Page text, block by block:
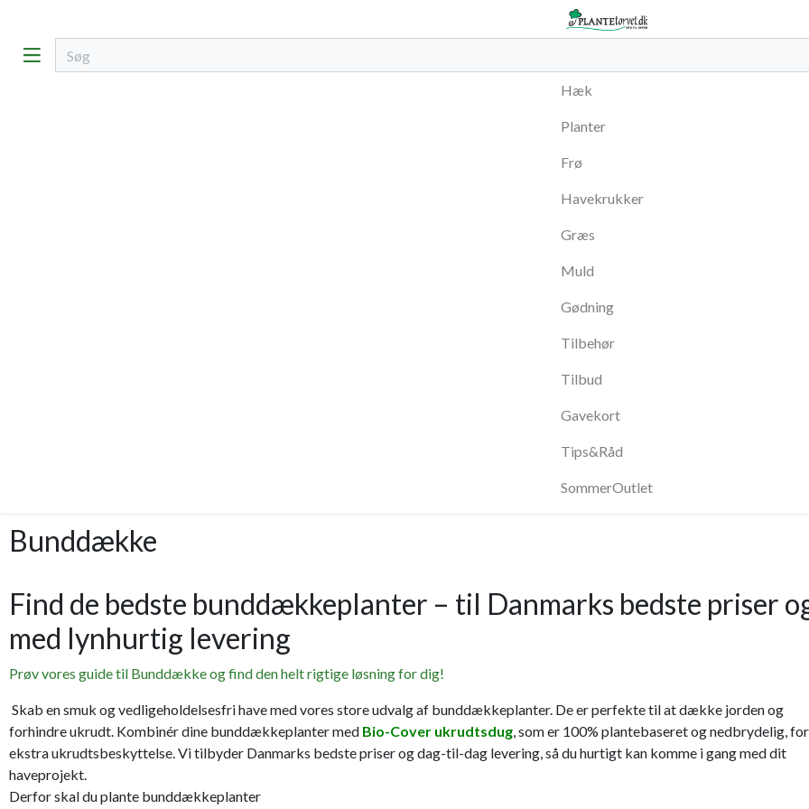
Hæk
Planter
Frø
Havekrukker
Græs
Muld
Gødning
Tilbehør
Tilbud
Gavekort
Tips&Råd
SommerOutlet
Bunddække
Find de bedste bunddækkeplanter – til Danmarks bedste priser
med lynhurtig levering
Prøv vores guide til Bunddække og find den helt rigtige løsning for dig!
Skab en smuk og vedligeholdelsesfri have med vores store udvalg af bunddækkeplanter. De er perfekte til at dække jorden og
forhindre ukrudt. Kombinér dine bunddækkeplanter med Bio-Cover ukrudtsdug, som er 100% plantebaseret og nedbrydelig, for
ekstra ukrudtsbeskyttelse. Vi tilbyder Danmarks bedste priser og dag-til-dag levering, så du hurtigt kan komme i gang med dit
haveprojekt.
Derfor skal du plante bunddækkeplanter